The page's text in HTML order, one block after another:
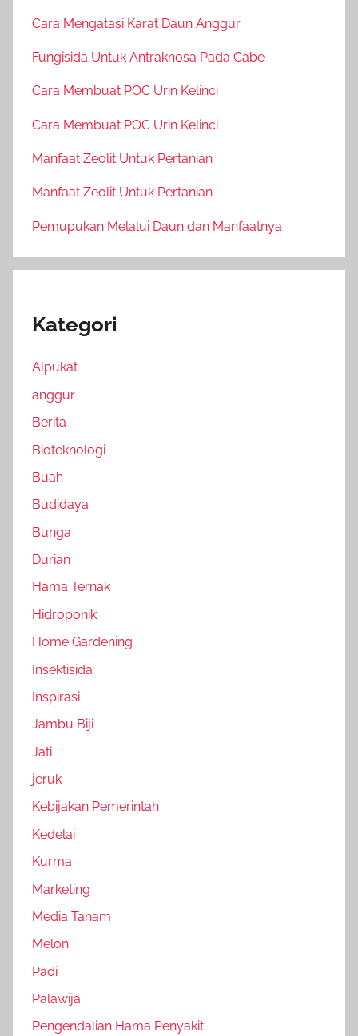
Cara Mengatasi Karat Daun Anggur
Fungisida Untuk Antraknosa Pada Cabe
Cara Membuat POC Urin Kelinci
Cara Membuat POC Urin Kelinci
Manfaat Zeolit Untuk Pertanian
Manfaat Zeolit Untuk Pertanian
Pemupukan Melalui Daun dan Manfaatnya
Kategori
Alpukat
anggur
Berita
Bioteknologi
Buah
Budidaya
Bunga
Durian
Hama Ternak
Hidroponik
Home Gardening
Insektisida
Inspirasi
Jambu Biji
Jati
jeruk
Kebijakan Pemerintah
Kedelai
Kurma
Marketing
Media Tanam
Melon
Padi
Palawija
Pengendalian Hama Penyakit